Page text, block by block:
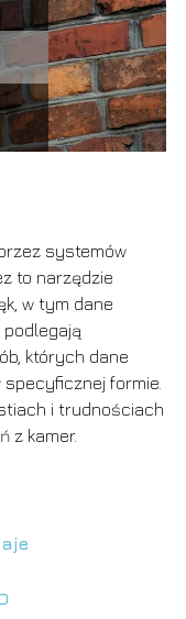
systemów
to narzędzie
w tym dane
których dane
formie.
i trudnościach
z kamer.